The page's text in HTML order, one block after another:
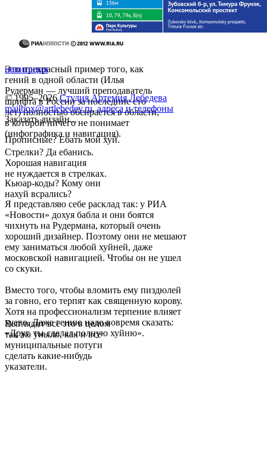
Это прекрасный пример того, как
гений в одной области (Илья
Рудерман — лучший преподаватель
шрифта в России за последние сто
лет) полностью обсирается в области,
в которой ничего не понимает
(инфографика и навигация).
Прописные? Ебать мой хуй.
Стрелки? Да ебанись.
Хорошая навигация
не нуждается в стрелках.
Кьюар-коды? Кому они
нахуй всрались?
Я представляю себе расклад так: у РИА
«Новости» дохуя бабла и они боятся
чихнуть на Рудермана, который очень
хороший дизайнер. Поэтому они не мешают
ему заниматься любой хуйней, даже
московской навигацией. Чтобы он не ушел
со скуки.
Вместо того, чтобы вломить ему пиздюлей
за говно, его терпят как священную корову.
Хотя на профессионализм терпение влияет
хуево. Даже гению надо вовремя сказать:
«Друг, ты сделал полную хуйню».
Выглядит все это в целом
так же уныло, как и все
муниципальные потуги
сделать какие-нибудь
указатели.
навигация
© 1995–2026 Студия Артемия Лебедева
mailbox@artlebedev.ru, адреса и телефоны
Заказать дизайн...